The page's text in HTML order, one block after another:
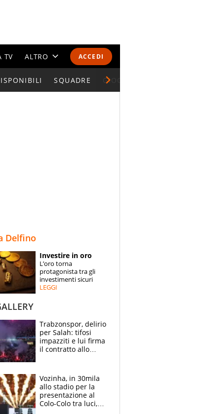
ACCEDI
TV ALTRO
CALENDARI E CLASSIFICHE
ESPERTI
CONTATTI
SQUADRE GIOCATORI SERIE A
Delfino
Investire in oro
L’oro torna
protagonista tra gli
investimenti sicuri
LEGGI
Trabzonspor, delirio
per Salah: tifosi
impazziti e lui firma
il contratto allo
Vozinha, in 30mila
allo stadio per la
presentazione al
Colo-Colo tra luci,